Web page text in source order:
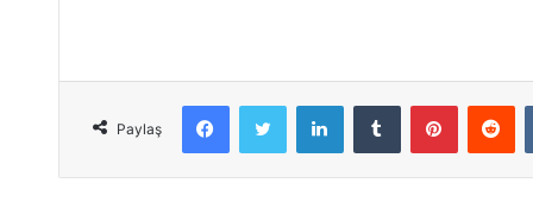
Paylaş
Facebook Twitter LinkedIn Tumblr Pinterest Reddit